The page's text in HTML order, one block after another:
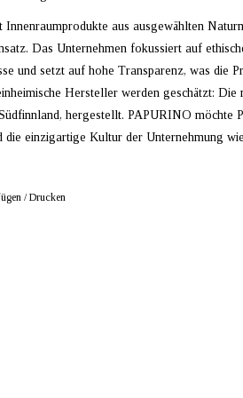
aus ausgewählten
Das Unternehmen fokussiert auf
und setzt auf hohe Transparenz, was die
Hersteller werden geschätzt: Die
hergestellt. PAPURINO möchte
die einzigartige Kultur der Unternehmung
/Drucken